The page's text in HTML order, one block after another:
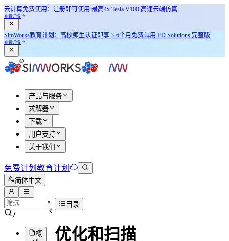
云计算免费使用：注册即可使用 最高4x Tesla V100 高速云端仿真
查看详情
SimWorks教育计划： 高校师生认证即享 3-6个月免费试用 FD Solutions 完整版
查看详情
产品与服务
求解器
下载
用户支持
关于我们
免费计划 教育计划
简体中文
/
概
目录
优化和扫描